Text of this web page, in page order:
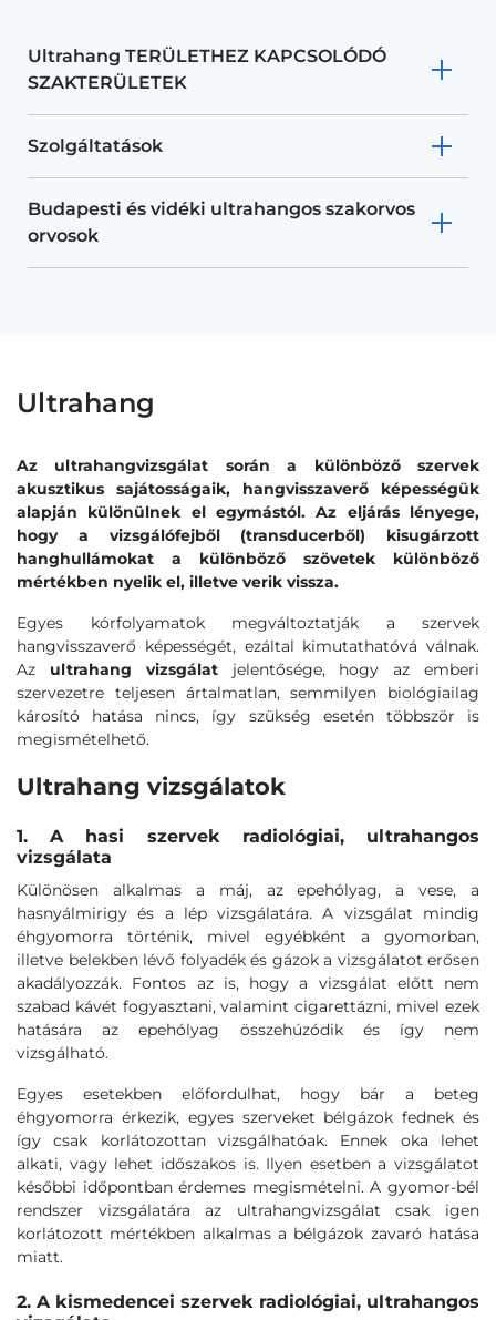
Ultrahang TERÜLETHEZ KAPCSOLÓDÓ
SZAKTERÜLETEK
Szolgáltatások
Budapesti és vidéki ultrahangos szakorvos
orvosok
Ultrahang
Az ultrahangvizsgálat során a különböző szervek
akusztikus sajátosságaik, hangvisszaverő képességük
alapján különülnek el egymástól. Az eljárás lényege,
hogy a vizsgálófejből (transducerből) kisugárzott
hanghullámokat a különböző szövetek különböző
mértékben nyelik el, illetve verik vissza.
Egyes kórfolyamatok megváltoztatják a szervek
hangvisszaverő képességét, ezáltal kimutathatóvá válnak.
Az ultrahang vizsgálatjelentősége, hogy az emberi
szervezetre teljesen ártalmatlan, semmilyen biológiailag
károsító hatása nincs, így szükség esetén többször is
megismételhető.
Ultrahang vizsgálatok
1. A hasi szervek radiológiai, ultrahangos
vizsgálata
Különösen alkalmas a máj, az epehólyag, a vese, a
hasnyálmirigy és a lép vizsgálatára. A vizsgálat mindig
éhgyomorra történik, mivel egyébként a gyomorban,
illetve belekben lévő folyadék és gázok a vizsgálatot erősen
akadályozzák. Fontos az is, hogy a vizsgálat előtt nem
szabad kávét fogyasztani, valamint cigarettázni, mivel ezek
hatására az epehólyag összehúzódik és így nem
vizsgálható.
Egyes esetekben előfordulhat, hogy bár a beteg
éhgyomorra érkezik, egyes szerveket bélgázok fednek és
így csak korlátozottan vizsgálhatóak. Ennek oka lehet
alkati, vagy lehet időszakos is. Ilyen esetben a vizsgálatot
későbbi időpontban érdemes megismételni. A gyomor-bél
rendszer vizsgálatára az ultrahangvizsgálat csak igen
korlátozott mértékben alkalmas a bélgázok zavaró hatása
miatt.
2. A kismedencei szervek radiológiai, ultrahangos